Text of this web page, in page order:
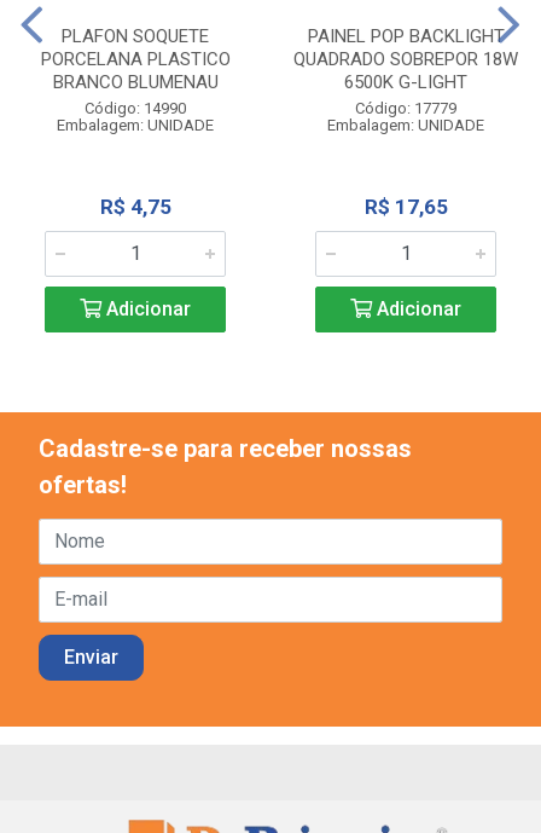
PLAFON SOQUETE
PORCELANA PLASTICO
BRANCO BLUMENAU
Código: 14990
Embalagem: UNIDADE
R$ 4,75
Adicionar
PAINEL POP BACKLIGHT
QUADRADO SOBREPOR 18W
6500K G-LIGHT
Código: 17779
Embalagem: UNIDADE
R$ 17,65
Adicionar
Cadastre-se para receber nossas
ofertas!